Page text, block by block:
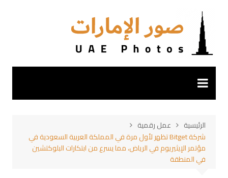
المحتوى
الرئيسية
عمل رقمية
شركة Bitget تظهر لأول مرة في المملكة العربية السعودية في
مؤتمر الإيثيريوم في الرياض، مما يسرع من ابتكارات البلوكتشين
في المنطقة